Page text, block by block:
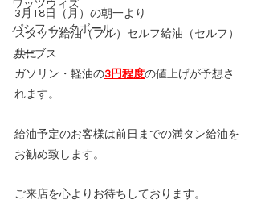
ワッツウィズ
パシフィックボール
カーブス
3月18日（月）の朝一より
スタッフ給油（フル）セルフ給油（セルフ）
共に
ガソリン・軽油の3円程度の値上げが予想さ
れます。
給油予定のお客様は前日までの満タン給油を
お勧め致します。
ご来店を心よりお待ちしております。